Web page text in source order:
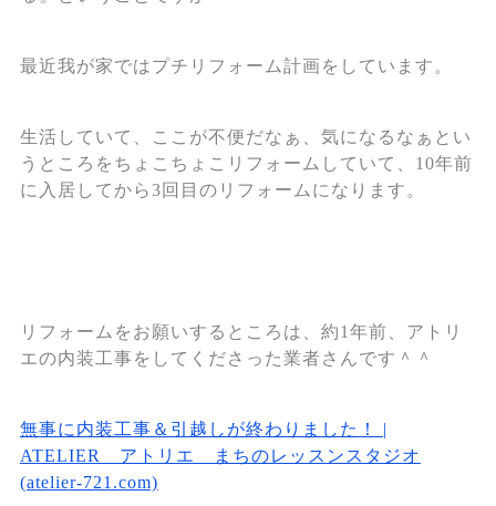
最近我が家ではプチリフォーム計画をしています。
生活していて、ここが不便だなぁ、気になるなぁとい
うところをちょこちょこリフォームしていて、10年前
に入居してから3回目のリフォームになります。
リフォームをお願いするところは、約1年前、アトリ
エの内装工事をしてくださった業者さんです＾＾
無事に内装工事＆引越しが終わりました！ |
ATELIER アトリエ まちのレッスンスタジオ
(atelier-721.com)